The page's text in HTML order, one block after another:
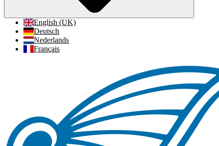
English (UK)
Deutsch
Nederlands
Français